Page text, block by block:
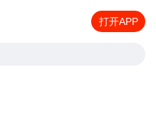
打开APP